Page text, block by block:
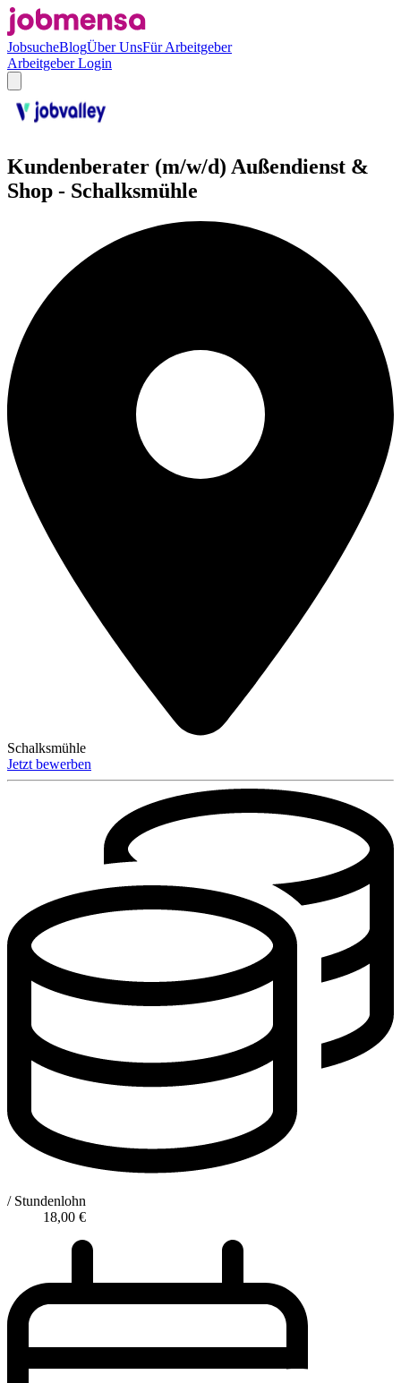
JobsucheBlogÜber UnsFür Arbeitgeber
Arbeitgeber Login
Kundenberater (m/w/d) Außendienst &
Shop - Schalksmühle
Schalksmühle
Jetzt bewerben
/ Stundenlohn
18,00 €